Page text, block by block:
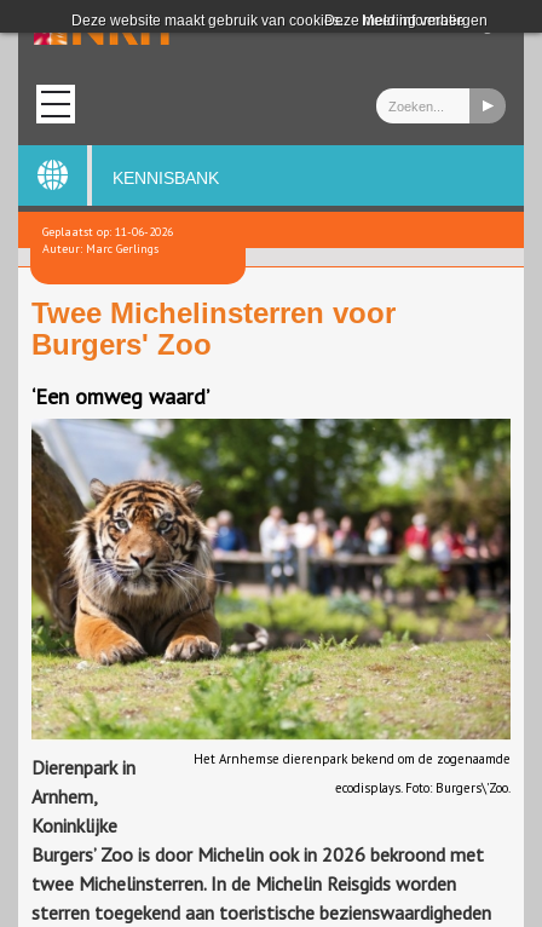
Deze website maakt gebruik van cookies. Meer informatie
Deze melding verbergen
Login
KENNISBANK
Geplaatst op: 11-06-2026
Auteur: Marc Gerlings
Twee Michelinsterren voor
Burgers' Zoo
‘Een omweg waard’
Het Arnhemse dierenpark bekend om de zogenaamde
ecodisplays. Foto: Burgers\'Zoo.
Dierenpark in
Arnhem,
Koninklijke
Burgers’ Zoo is door Michelin ook in 2026 bekroond met
twee Michelinsterren. In de Michelin Reisgids worden
sterren toegekend aan toeristische bezienswaardigheden